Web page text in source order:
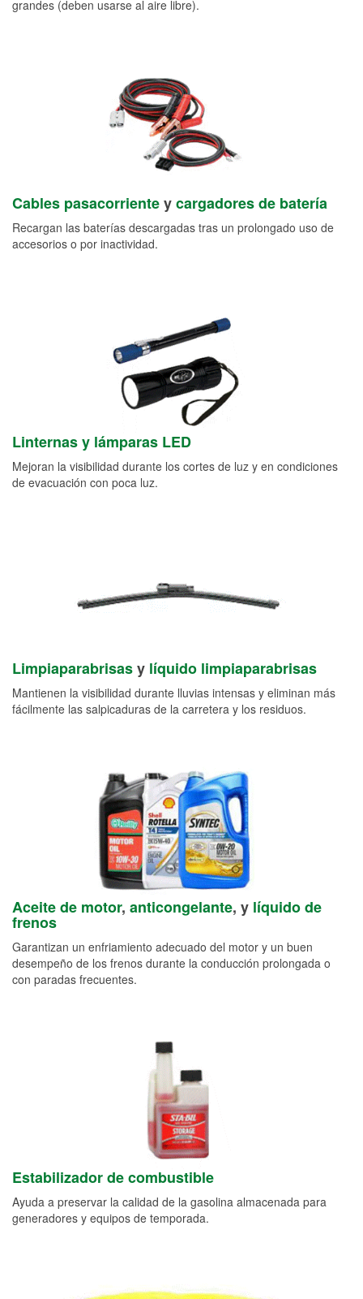
grandes (deben usarse al aire libre).
Cables pasacorrienteycargadores de batería
Recargan las baterías descargadas tras un prolongado uso de
accesorios o por inactividad.
Linternas y lámparas LED
Mejoran la visibilidad durante los cortes de luz y en condiciones
de evacuación con poca luz.
Limpiaparabrisasy líquido limpiaparabrisas
Mantienen la visibilidad durante lluvias intensas y eliminan más
fácilmente las salpicaduras de la carretera y los residuos.
Aceite de motor, anticongelante, y líquido de
frenos
Garantizan un enfriamiento adecuado del motor y un buen
desempeño de los frenos durante la conducción prolongada o
con paradas frecuentes.
Estabilizador de combustible
Ayuda a preservar la calidad de la gasolina almacenada para
generadores y equipos de temporada.